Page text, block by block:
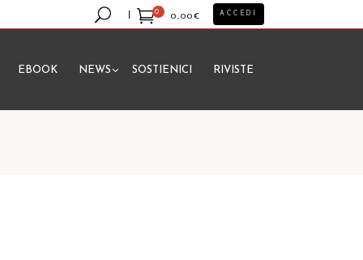
0
0,00€
prodotto nel carrello.
ACCEDI
EBOOK NEWS SOSTIENICI RIVISTE